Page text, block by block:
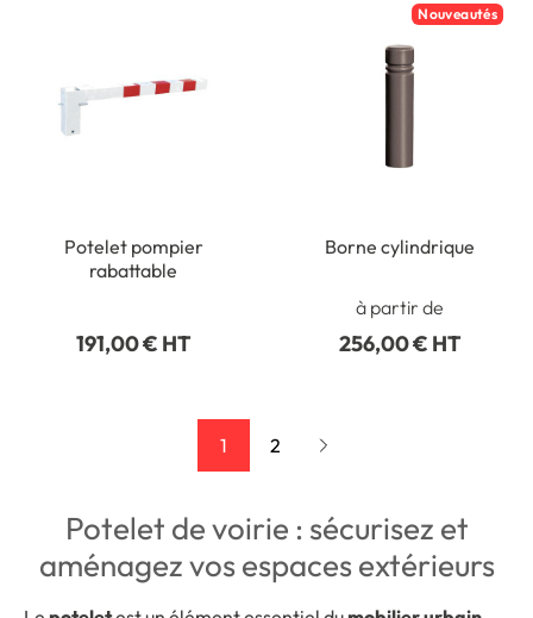
Potelet pompier
rabattable
191,00 € HT
Nouveautés
Borne cylindrique
à partir de
256,00 € HT
1 2
Potelet de voirie : sécurisez et
aménagez vos espaces extérieurs